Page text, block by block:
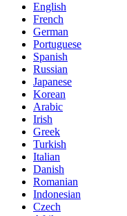
English
French
German
Portuguese
Spanish
Russian
Japanese
Korean
Arabic
Irish
Greek
Turkish
Italian
Danish
Romanian
Indonesian
Czech